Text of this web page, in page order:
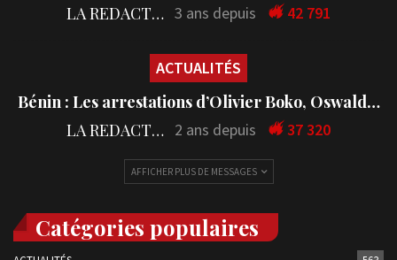
LA REDACTION 3 ans depuis 42 791
ACTUALITÉS
Bénin : Les arrestations d’Olivier Boko, Oswald…
LA REDACTION 2 ans depuis 37 320
AFFICHER PLUS DE MESSAGES
Catégories populaires